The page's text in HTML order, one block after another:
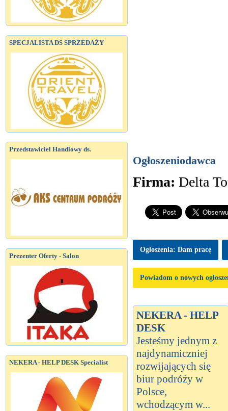
SPECJALISTA DS SPRZEDAŻY
Przedstawiciel Handlowy ds.
Prezenter Oferty - Salon
NEKERA - HELP DESK Specialist
Ogłoszeniodawca
Firma: Delta
Ogłoszenia: Dam pracę
Powiadom o nowych
NEKERA - HELP
DESK
Jesteśmy jednym z
najdynamiczniej
rozwijających się
biur podróży w
Polsce,
wchodzącym w...